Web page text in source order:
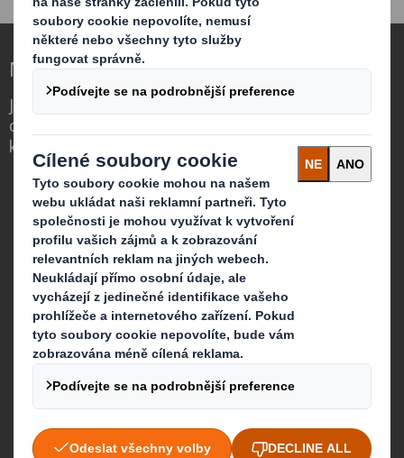
Nové druhy obalů pro měnící se svět
Jsme jiní, protože si uvědomujeme, že
obaly mohou hrát důležitou roli ve světě
kolem nás.
Kdo jsme
Více o DS Smith
Více o International Paper
O spojení DS Smith a International Paper
Udržitelnost
Kariéra